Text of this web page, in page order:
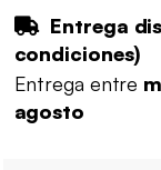
Entrega
condiciones)
Entrega entre
agosto